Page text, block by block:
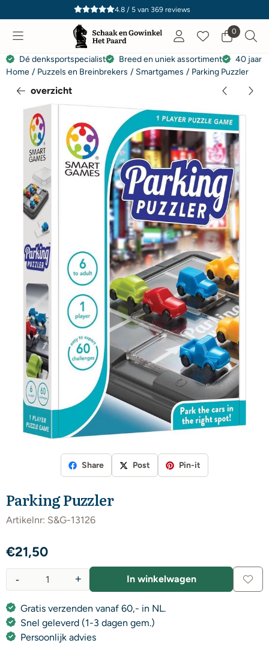
Cookievoorkeuren zijn momenteel gesloten.
4.8 / 5van 369reviews
0
Dé denksportspecialist Breed en uniek assortiment
40 jaar
Home / Puzzels en Breinbrekers / Smartgames / Parking Puzzler
overzicht
Share Post Pin-it
Parking Puzzler
Artikelnr: S&G-13126
€21,50
+
- In winkelwagen
Gratis verzenden vanaf 60,- in NL.
Snel geleverd (1-3 dagen gem.)
Persoonlijk advies